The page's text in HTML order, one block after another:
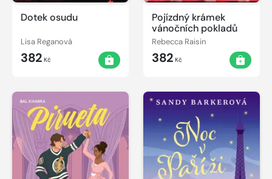
Dotek osudu
Lisa Reganová
382 Kč
Pojízdný krámek
vánočních pokladů
Rebecca Raisin
382 Kč